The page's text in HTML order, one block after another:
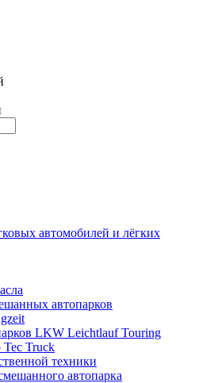
автомобилей и лёгких
автопарков
LKW Leichtlauf Touring
Truck
техники
автопарка